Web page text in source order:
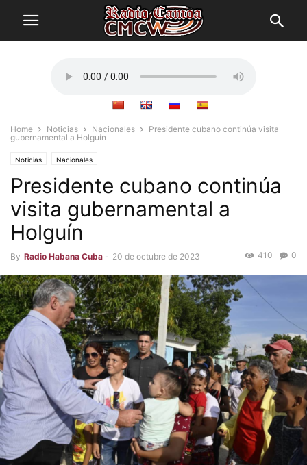
Home Noticias Nacionales
Presidente cubano continúa visita
gubernamental a Holguín
Noticias Nacionales
Presidente cubano continúa
visita gubernamental a
Holguín
By Radio Habana Cuba - 20 de octubre de 2023 0
410